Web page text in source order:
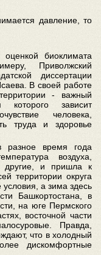
давление, то
биоклимата
Приволжский
диссертации
В своей работе
- важный
зависит
человека,
труда и здоровье
время года
воздуха,
другие, и пришла к
территории округа
а зима здесь
Башкортостана, в
на юге Пермского
восточной части
Правда,
что в холодный
дискомфортные